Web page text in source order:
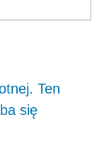
Ten
się